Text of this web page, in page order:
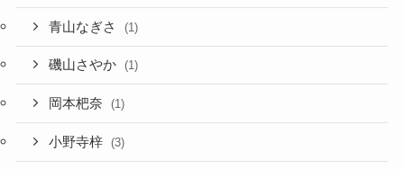
青山なぎさ (1)
磯山さやか (1)
岡本杷奈 (1)
小野寺梓 (3)